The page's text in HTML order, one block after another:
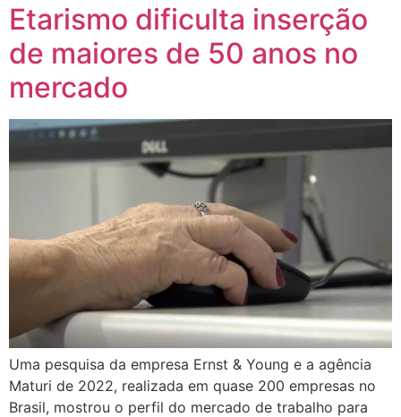
Etarismo dificulta inserção
de maiores de 50 anos no
mercado
Uma pesquisa da empresa Ernst & Young e a agência
Maturi de 2022, realizada em quase 200 empresas no
Brasil, mostrou o perfil do mercado de trabalho para